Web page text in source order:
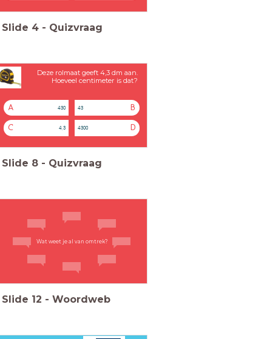
Slide 4 - Quizvraag
Deze rolmaat geeft 4,3 dm aan.
Hoeveel centimeter is dat?
A 430 B
43
C 4,3 D
4300
Slide 8 - Quizvraag
Wat weet je al van omtrek?
Slide 12 - Woordweb